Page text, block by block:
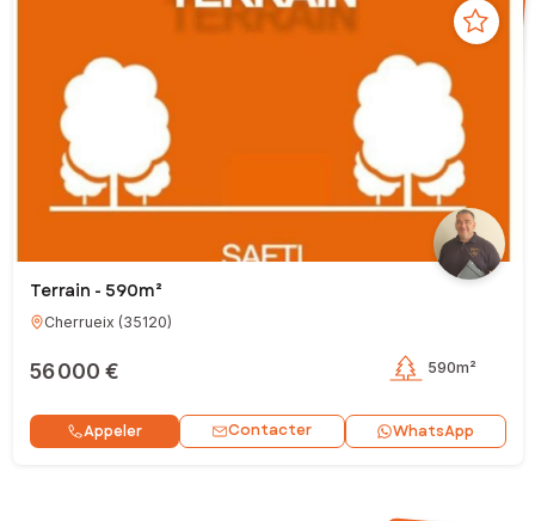
Terrain - 590m²
Cherrueix (35120)
56 000 € 590m²
Appeler Contacter WhatsApp